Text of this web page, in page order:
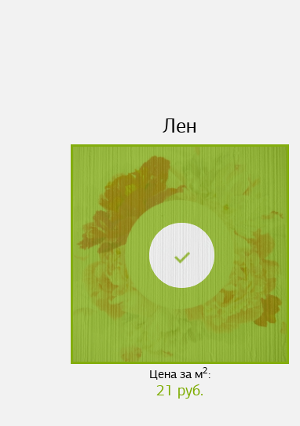
Лен
Цена за м2:
21 руб.